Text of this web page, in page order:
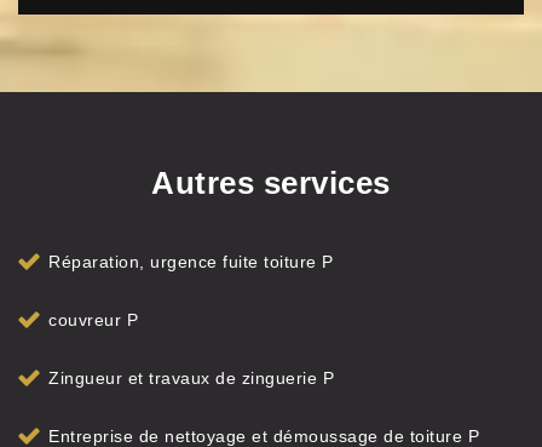
Autres services
Réparation, urgence fuite toiture P
couvreur P
Zingueur et travaux de zinguerie P
Entreprise de nettoyage et démoussage de toiture P